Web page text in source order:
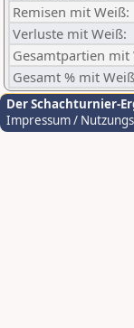
Remisen mit Weiß:
Verluste mit Weiß:
Gesamtpartien mit
Gesamt % mit
Der Schachturnier-
Impressum /